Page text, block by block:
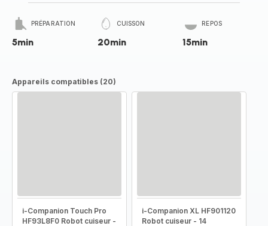
PRÉPARATION
5min
CUISSON
20min
REPOS
15min
Appareils compatibles (20)
i-Companion Touch Pro
HF93L8F0 Robot cuiseur -
i-Companion XL HF901120
Robot cuiseur - 14